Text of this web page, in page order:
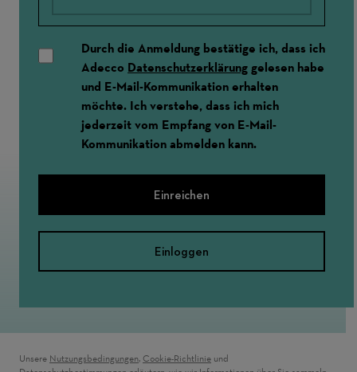
Durch die Anmeldung bestätige ich, dass ich
Adecco Datenschutzerklärung gelesen habe
und E-Mail-Kommunikation erhalten
möchte. Ich verstehe, dass ich mich
jederzeit vom Empfang von E-Mail-
Kommunikation abmelden kann.
Einreichen
Einloggen
Unsere Nutzungsbedingungen, Cookie-Richtlinie und